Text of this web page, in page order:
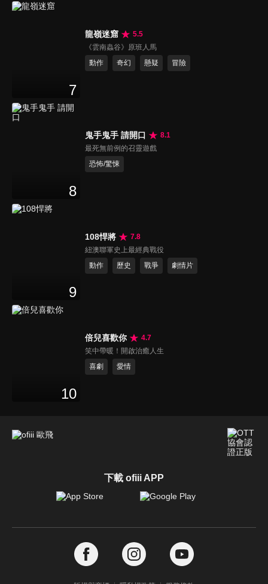
7
龍嶺迷窟
5.5
《雲南蟲谷》原班人馬
動作
奇幻 懸疑 冒險
8
鬼手鬼手 請開口
8.1
最死無前例的召靈遊戲
恐怖/驚悚
9
108悍將
7.8
紐澳聯軍史上最經典戰役
動作
歷史 戰爭 劇情片
10
倍兒喜歡你
4.7
笑中帶暖！開啟治癒人生
喜劇
愛情
下載 ofiii APP